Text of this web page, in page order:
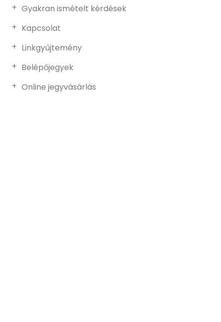
Gyakran ismételt kérdések
Kapcsolat
Linkgyűjtemény
Belépőjegyek
Online jegyvásárlás